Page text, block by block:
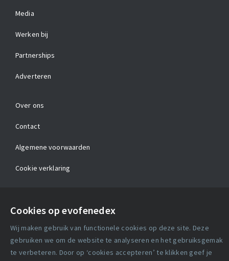
Cookies op evofenedex
Wij maken gebruik van functionele cookies op deze site. Deze
gebruiken we om de website te analyseren en het gebruiksgemak
te verbeteren. Door op ‘cookies accepteren’ te klikken geef je
Media
Werken bij
Partnerships
Adverteren
Over ons
Contact
Algemene voorwaarden
Cookie verklaring
Lidmaatschapsvoorwaarden
Disclaimer